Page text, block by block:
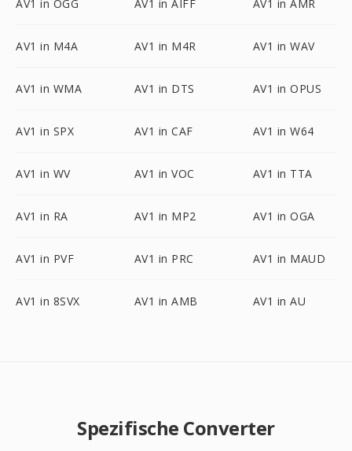
AV1 in OGG AV1 in AIFF AV1 in AMR
AV1 in M4A AV1 in M4R AV1 in WAV
AV1 in WMA AV1 in DTS AV1 in OPUS
AV1 in SPX AV1 in CAF AV1 in W64
AV1 in WV AV1 in VOC AV1 in TTA
AV1 in RA AV1 in MP2 AV1 in OGA
AV1 in PVF AV1 in PRC AV1 in MAUD
AV1 in 8SVX AV1 in AMB AV1 in AU
Spezifische Converter